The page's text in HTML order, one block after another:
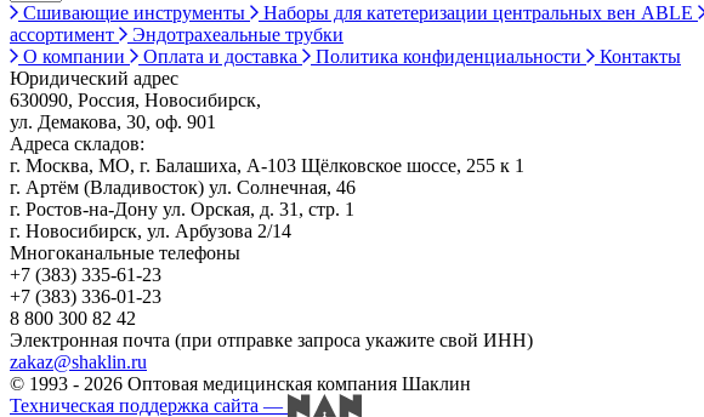
Сшивающие инструменты Наборы для катетеризации центральных вен ABLE
ассортимент
Эндотрахеальные трубки
О компании
Оплата и доставка Политика конфиденциальности
Контакты
Юридический адрес
630090, Россия, Новосибирск,
ул. Демакова, 30, оф. 901
Адреса складов:
г. Москва, МО, г. Балашиха, А-103 Щёлковское шоссе, 255 к 1
г. Артём (Владивосток) ул. Солнечная, 46
г. Ростов-на-Дону ул. Орская, д. 31, стр. 1
г. Новосибирск, ул. Арбузова 2/14
Многоканальные телефоны
+7 (383) 335-61-23
+7 (383) 336-01-23
8 800 300 82 42
Электронная почта (при отправке запроса укажите свой ИНН)
zakaz@shaklin.ru
© 1993 - 2026 Оптовая медицинская компания Шаклин
Техническая поддержка сайта —